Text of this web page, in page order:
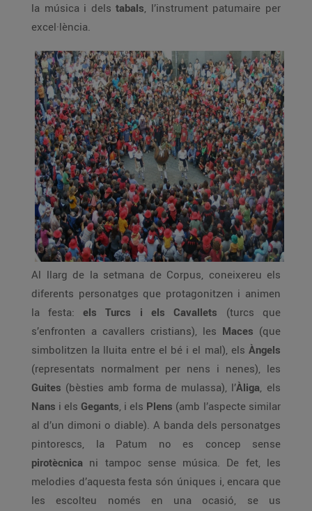
la música i dels tabals, l’instrument patumaire per
excel·lència.
Al llarg de la setmana de Corpus, coneixereu els
diferents personatges que protagonitzen i animen
la festa: els Turcs i els Cavallets (turcs que
s’enfronten a cavallers cristians), les Maces (que
simbolitzen la lluita entre el bé i el mal), els Àngels
(representats normalment per nens i nenes), les
Guites (bèsties amb forma de mulassa), l’Àliga, els
Nans i els Gegants, i els Plens (amb l’aspecte similar
al d’un dimoni o diable). A banda dels personatges
pintorescs, la Patum no es concep sense
pirotècnica ni tampoc sense música. De fet, les
melodies d’aquesta festa són úniques i, encara que
les escolteu només en una ocasió, se us